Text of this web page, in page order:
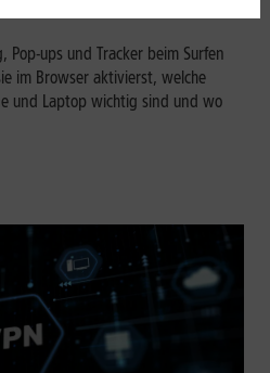
Pop-ups und Tracker beim Surfen
im Browser aktivierst, welche
und Laptop wichtig sind und wo